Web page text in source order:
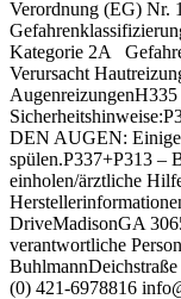
Verordnung (EG) Nr.
Kategorie 2A
Verursacht
DEN AUGEN: Einige
spülen.P337+P313 –
einholen/ärztliche
DriveMadisonGA
verantwortliche
(0) 421-6978816